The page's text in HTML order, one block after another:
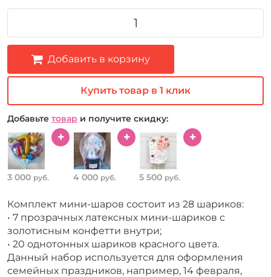
Добавить в корзину
Купить товар в 1 клик
Добавьте товар и получите скидку:
3 000 руб. 4 000 руб. 5 500 руб.
Комплект мини-шаров состоит из 28 шариков:
• 7 прозрачных латексных мини-шариков с
золотисным конфетти внутри;
• 20 однотонных шариков красного цвета.
Данный набор используется для оформления
семейных праздников, например, 14 февраля,